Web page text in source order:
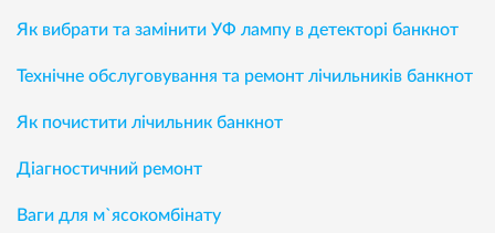
Як вибрати та замінити УФ лампу в детекторі банкнот
Технічне обслуговування та ремонт лічильників банкнот
Як почистити лічильник банкнот
Діагностичний ремонт
Ваги для м`ясокомбінату